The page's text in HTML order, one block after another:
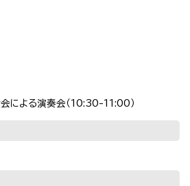
会による演奏会（10:30-11:00）